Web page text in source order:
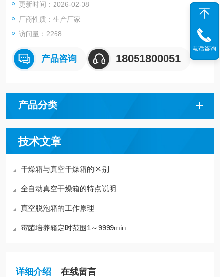
更新时间：2026-02-08
厂商性质：生产厂家
访问量：2268
产品咨询 18051800051
产品分类
技术文章
干燥箱与真空干燥箱的区别
全自动真空干燥箱的特点说明
真空脱泡箱的工作原理
霉菌培养箱定时范围1～9999min
详细介绍 在线留言
电话咨询